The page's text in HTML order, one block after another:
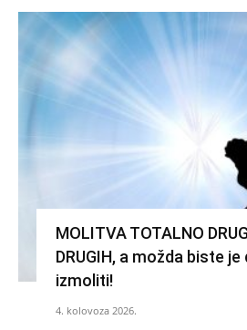
MOLITVA TOTALNO
DRUGIH, a možda biste
izmoliti!
4. kolovoza 2026.